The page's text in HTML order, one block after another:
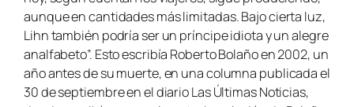
aunque en cantidades más limitadas. Bajo cierta luz,
Lihn también podría ser un príncipe idiota y un alegre
analfabeto”. Esto escribía Roberto Bolaño en 2002, un
año antes de su muerte, en una columna publicada el
30 de septiembre en el diario Las Últimas Noticias,